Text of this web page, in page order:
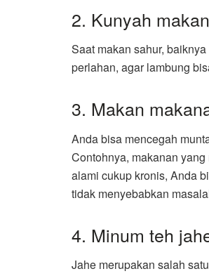
2. Kunyah
Saat makan sahur,
perlahan, agar lambung
3. Makan
Anda bisa mencegah
Contohnya, makanan
alami cukup kronis, Anda
tidak menyebabkan
4. Minum teh
Jahe merupakan salah